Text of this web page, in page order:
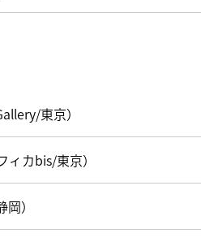
東京）
カbis/東京）
）